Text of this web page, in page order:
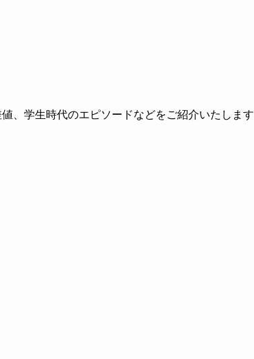
、学生時代のエピソードなどをご紹介いたします